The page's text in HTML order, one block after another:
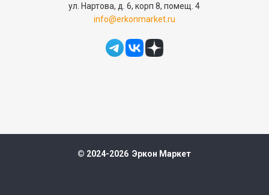
ул. Нартова, д. 6, корп 8, помещ. 4
info@erkonmarket.ru
© 2024-2026 Эркон Маркет